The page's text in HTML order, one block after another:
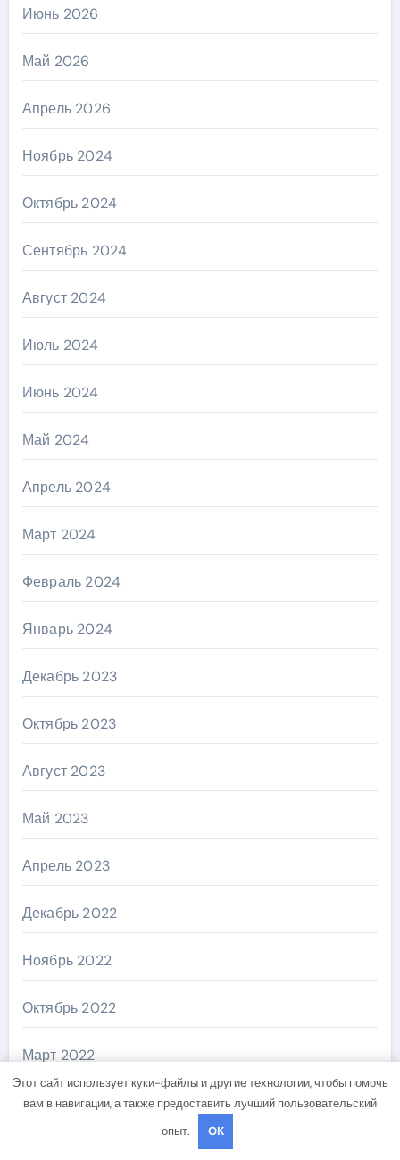
Июнь 2026
Май 2026
Апрель 2026
Ноябрь 2024
Октябрь 2024
Сентябрь 2024
Август 2024
Июль 2024
Июнь 2024
Май 2024
Апрель 2024
Март 2024
Февраль 2024
Январь 2024
Декабрь 2023
Октябрь 2023
Август 2023
Май 2023
Апрель 2023
Декабрь 2022
Ноябрь 2022
Октябрь 2022
Март 2022
Декабрь 2021
Этот сайт использует куки-файлы и другие технологии, чтобы помочь
вам в навигации, а также предоставить лучший пользовательский
опыт.
OK